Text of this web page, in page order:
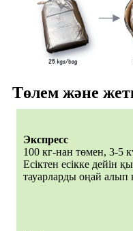
Төлем және
Экспресс
100 кг-нан төмен, 3-5
Есіктен есікке дейін
тауарларды оңай алып